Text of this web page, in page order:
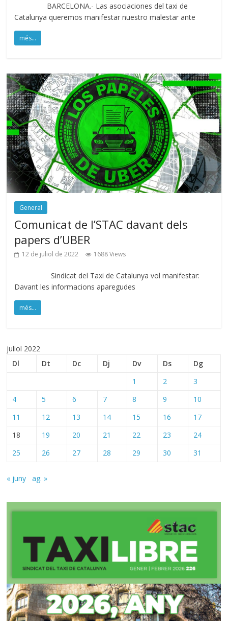
BARCELONA.- Las asociaciones del taxi de
Catalunya queremos manifestar nuestro malestar ante
més...
General
Comunicat de l’STAC davant dels
papers d’UBER
12 de juliol de 2022 1688 Views
Sindicat del Taxi de Catalunya vol manifestar:
Davant les informacions aparegudes
més...
juliol 2022
Dl
Dt Dc Dj Dv Ds
Dg
1
2
3
4
5 6 7 8 9
10
11
12 13 14 15 16
17
18
19 20 21 22 23
24
25
26 27 28 29 30 31
« juny ag. »